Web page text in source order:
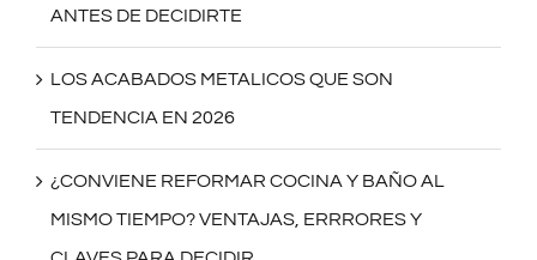
ANTES DE DECIDIRTE
LOS ACABADOS METALICOS QUE SON
TENDENCIA EN 2026
¿CONVIENE REFORMAR COCINA Y BAÑO AL
MISMO TIEMPO? VENTAJAS, ERRRORES Y